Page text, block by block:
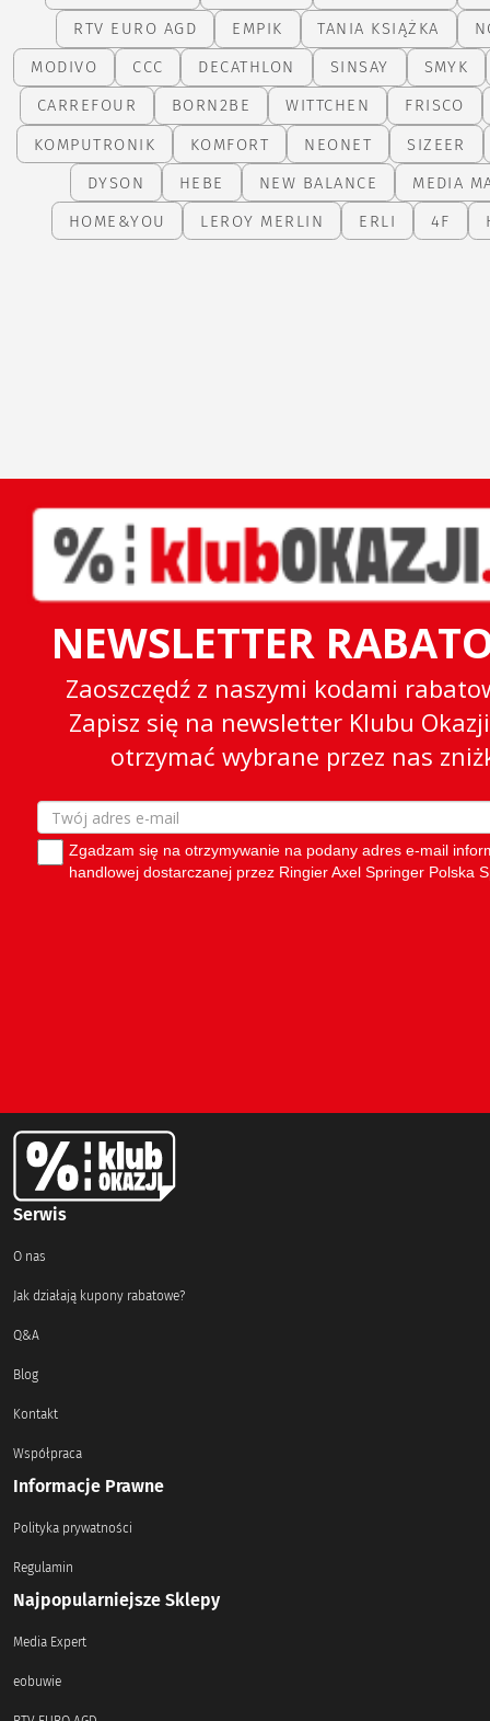
RTV EURO AGD
EMPIK TANIA KSIĄŻKA
MODIVO
CCC DECATHLON SINSAY
SMYK
CARREFOUR
BORN2BE WITTCHEN
FRISCO
KOMPUTRONIK
KOMFORT NEONET
SIZEER
DYSON
HEBE NEW BALANCE
MEDIA
HOME&YOU
LEROY MERLIN ERLI 4F
Serwis
O nas
Jak działają kupony rabatowe?
Q&A
Blog
Kontakt
Współpraca
Informacje Prawne
Polityka prywatności
Regulamin
Najpopularniejsze Sklepy
Media Expert
eobuwie